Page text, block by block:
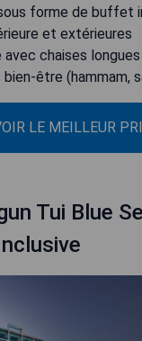
forme de buffet
et extérieures
avec chaises
être (hammam,
LE MEILLEUR
Tui Blue